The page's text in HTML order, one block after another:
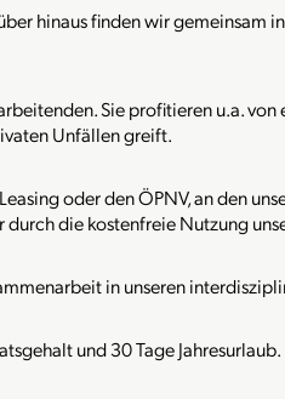
hinaus finden wir gemeinsam
Sie profitieren u.a.
Unfällen greift.
oder den ÖPNV, an den
die kostenfreie Nutzung
in unseren
und 30 Tage Jahresurlaub.